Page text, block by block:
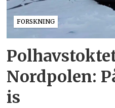
FORSKNING
Nordpolen:
is